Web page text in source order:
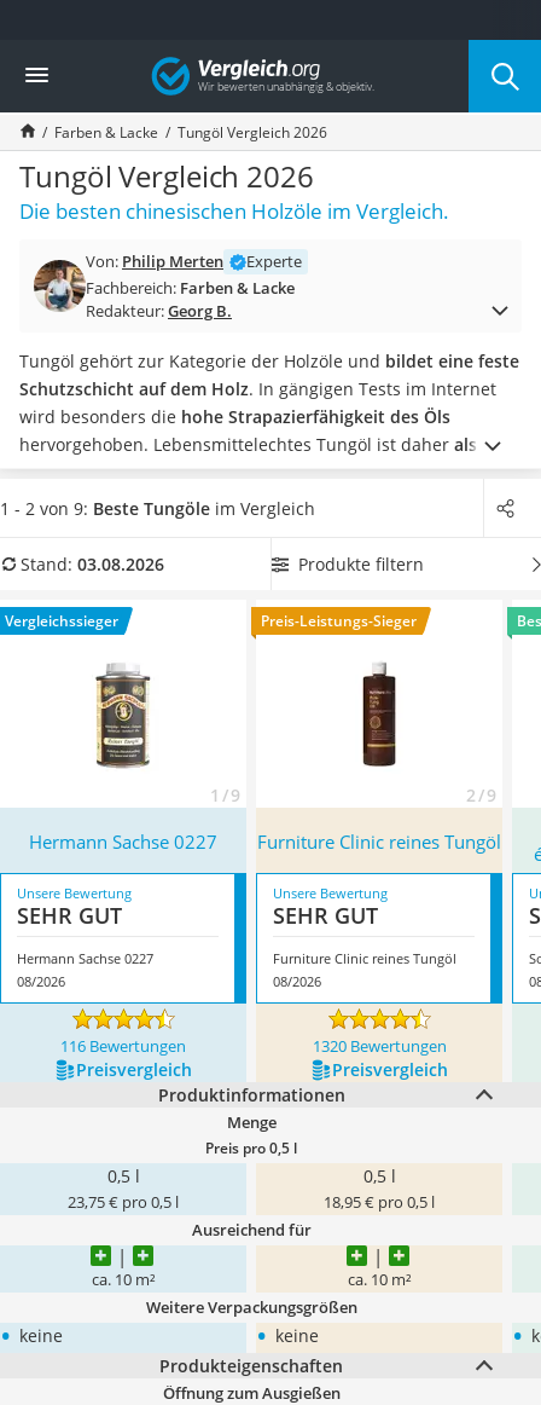
Die beliebtesten Vergleiche nach Kategorie
Baumarkt
Tresor feuerfest
Makita-Akku-Rasenmäher
Kappsäge
Smartes Türschloss
Akku-Rasentrimmer
Split-Klimaanlage 2 Innengeräte
Pelletofen
Tiefbrunnenpumpe
Fliesenschneider
Hochdruckreiniger
Doppelschleifer
Überwachungskamera
Benzinrasenmäher mit Elektrostart
Löschdecke
Winterharte Palmen
Gasdurchlauferhitzer
Vergleich
Farben & Lacke Tungöl Vergleich 2026
Tungöl Vergleich 2026
Die besten chinesischen Holzöle im Vergleich.
Von: Philip Merten
Experte
Fachbereich: Farben & Lacke
Redakteur:Georg B.
Tungöl gehört zur Kategorie der Holzöle und bildet eine feste
Schutzschicht auf dem Holz. In gängigen Tests im Internet
wird besonders die hohe Strapazierfähigkeit des Öls
hervorgehoben. Lebensmittelechtes Tungöl ist daher als Öl
für Holz-Schneidebretter in der Küchesehr gut geeignet.
Wählen Sie jetzt ein Tungöl, das auch im Außenbereich
Sie Holz, das sich in Ihrem Garten befindet, behandeln
das ModellHermann Sachse 0227* mit seinen Eigenschaften.
1 - 2 von 9: Beste Tungöle im Vergleich
Stand: 03.08.2026 Produkte filtern
Vergleichssieger
1 / 9
Preis-Leistungs-Sieger
2 / 9
Hermann Sachse 0227 Furniture Clinic reines Tungöl
Unsere Bewertung
SEHR GUT
Hermann Sachse 0227
08/2026
Unsere Bewertung
SEHR GUT
Furniture Clinic reines Tungöl
08/2026
116 Bewertungen 1320 Bewertungen
Preis­vergleich
Preis­vergleich
Produktinformationen
Menge
Preis pro 0,5 l
0,5 l
23,75 € pro 0,5 l
0,5 l
18,95 € pro 0,5 l
Ausreichend für
ca. 10 m² ca. 10 m²
Weitere Verpackungsgrößen
• keine • keine •
Produkteigenschaften
Öffnung zum Ausgießen